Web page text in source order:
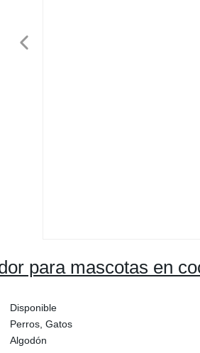
para mascotas en
Disponible
Perros, Gatos
Algodón